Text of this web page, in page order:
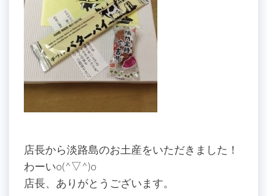
店長から淡路島のお土産をいただきました！
わーいo(^▽^)o
店長、ありがとうございます。